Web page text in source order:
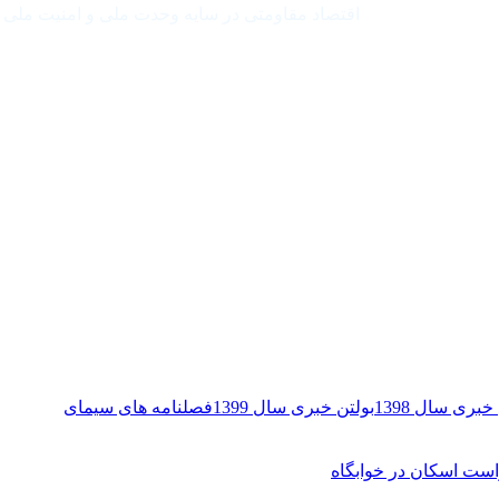
سال 1398 بولتن خبری سال 1399
فصلنامه های سیمای
اسکان در خوابگاه